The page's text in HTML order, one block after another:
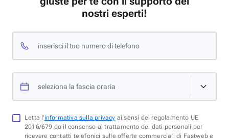
nostri esperti!
inserisci il tuo numero di telefono
seleziona la fascia oraria
Letta l'informativa sulla privacy ai sensi del regolamento UE
2016/679 do il consenso al trattamento dei dati personali per
ricevere contatti telefonici sulle offerte commerciali di Fastweb e